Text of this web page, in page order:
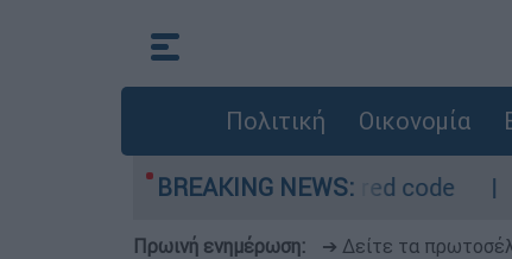
Πολιτική Οικονομία
BREAKING NEWS:
- Οι περιοχές σε red code
Πρωινή ενημέρωση: ➔ Δείτε τα